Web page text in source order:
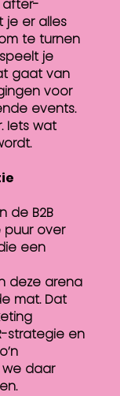
after-
je er alles
te turnen
je
gaat van
voor
events.
Iets wat
de B2B
over
een
deze arena
mat. Dat
strategie en
we daar